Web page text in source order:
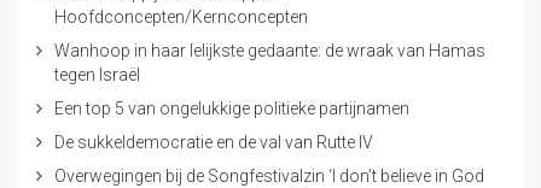
Hoofdconcepten/Kernconcepten
Wanhoop in haar lelijkste gedaante: de wraak van Hamas
tegen Israël
Een top 5 van ongelukkige politieke partijnamen
De sukkeldemocratie en de val van Rutte IV
Overwegingen bij de Songfestivalzin ‘I don’t believe in God